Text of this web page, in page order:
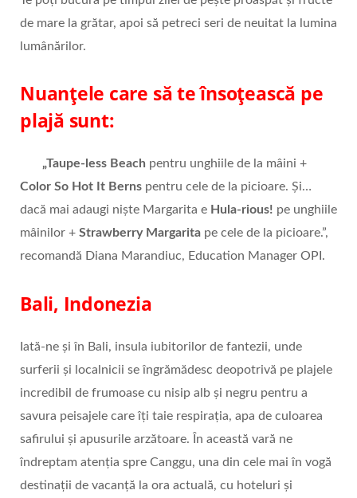
de mare la grătar, apoi să petreci seri de neuitat la lumina
lumânărilor.
Nuanțele care să te însoțească pe
plajă sunt:
„Taupe-less Beach pentru unghiile de la mâini +
Color So Hot It Berns pentru cele de la picioare. Și…
dacă mai adaugi niște Margarita e Hula-rious! pe unghiile
mâinilor + Strawberry Margarita pe cele de la picioare.”,
recomandă Diana Marandiuc, Education Manager OPI.
Bali, Indonezia
Iată-ne și în Bali, insula iubitorilor de fantezii, unde
surferii și localnicii se îngrămădesc deopotrivă pe plajele
incredibil de frumoase cu nisip alb și negru pentru a
savura peisajele care îți taie respirația, apa de culoarea
safirului și apusurile arzătoare. În această vară ne
îndreptam atenția spre Canggu, una din cele mai în vogă
destinații de vacanță la ora actuală, cu hoteluri și